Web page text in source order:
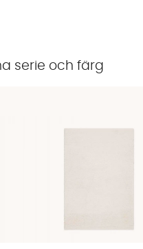
serie och färg
TEDD Matta Vit 160x230